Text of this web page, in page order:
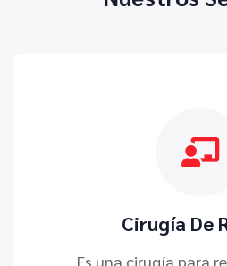
Cirugía De
Es una cirugía para